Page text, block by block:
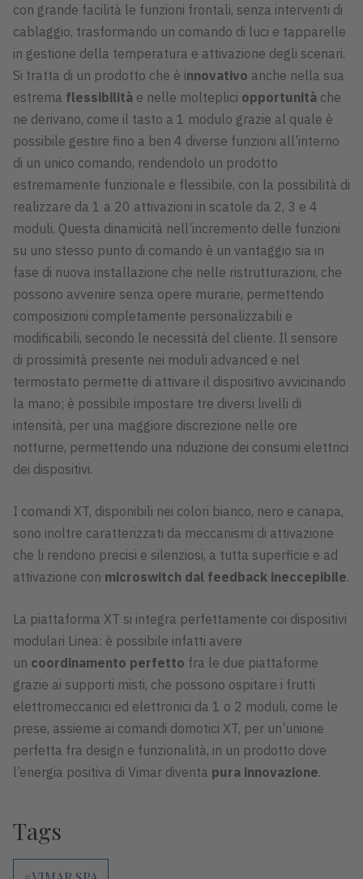
con grande facilità le funzioni frontali, senza interventi di
cablaggio, trasformando un comando di luci e tapparelle
in gestione della temperatura e attivazione degli scenari.
Si tratta di un prodotto che è innovativo anche nella sua
estrema flessibilità e nelle molteplici opportunità che
ne derivano, come il tasto a 1 modulo grazie al quale è
possibile gestire fino a ben 4 diverse funzioni all’interno
di un unico comando, rendendolo un prodotto
estremamente funzionale e flessibile, con la possibilità di
realizzare da 1 a 20 attivazioni in scatole da 2, 3 e 4
moduli. Questa dinamicità nell’incremento delle funzioni
su uno stesso punto di comando è un vantaggio sia in
fase di nuova installazione che nelle ristrutturazioni, che
possono avvenire senza opere murarie, permettendo
composizioni completamente personalizzabili e
modificabili, secondo le necessità del cliente. Il sensore
di prossimità presente nei moduli advanced e nel
termostato permette di attivare il dispositivo avvicinando
la mano; è possibile impostare tre diversi livelli di
intensità, per una maggiore discrezione nelle ore
notturne, permettendo una riduzione dei consumi elettrici
dei dispositivi.
I comandi XT, disponibili nei colori bianco, nero e canapa,
sono inoltre caratterizzati da meccanismi di attivazione
che li rendono precisi e silenziosi, a tutta superficie e ad
attivazione con microswitch dal feedback ineccepibile.
La piattaforma XT si integra perfettamente coi dispositivi
modulari Linea: è possibile infatti avere
un coordinamento perfetto fra le due piattaforme
grazie ai supporti misti, che possono ospitare i frutti
elettromeccanici ed elettronici da 1 o 2 moduli, come le
prese, assieme ai comandi domotici XT, per un’unione
perfetta fra design e funzionalità, in un prodotto dove
l’energia positiva di Vimar diventa pura innovazione.
Tags